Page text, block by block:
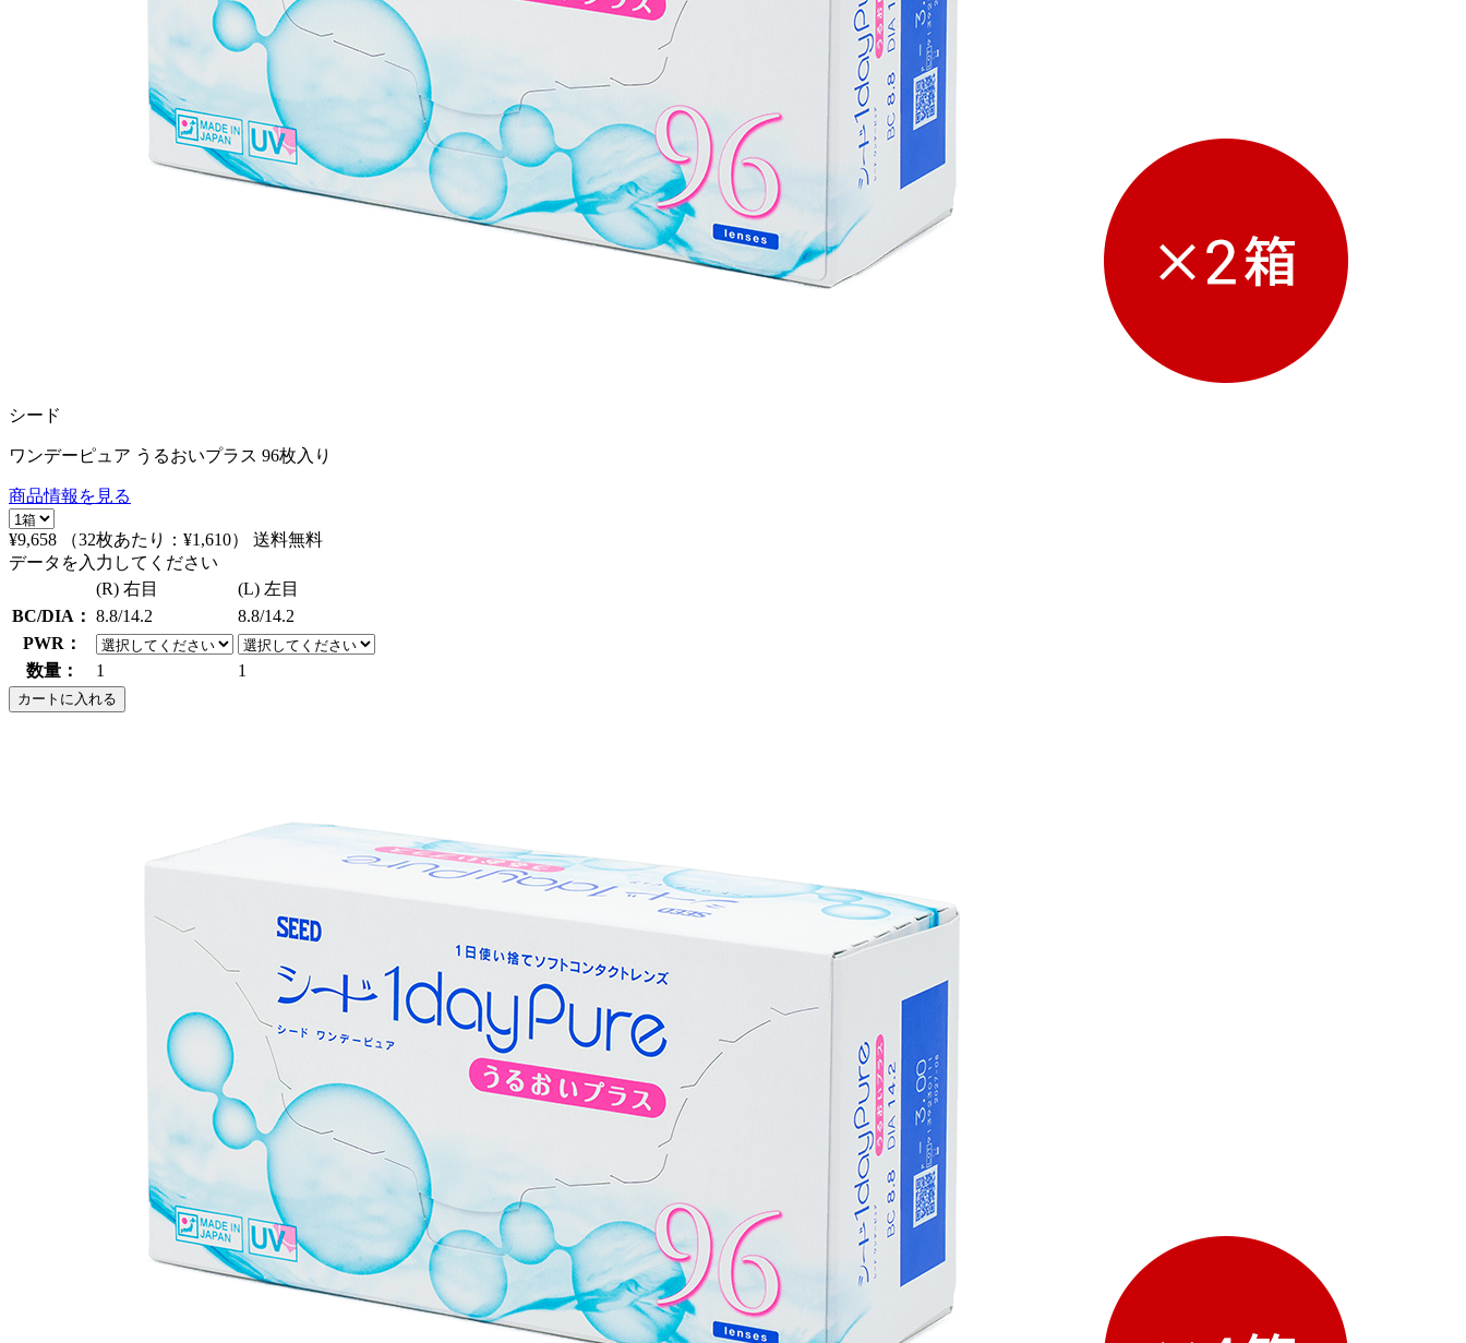
シード
ワンデーピュア うるおいプラス 96枚入り
商品情報を見る
¥9,658 （32枚あたり： ¥1,610）
送料無料
データを入力してください
(R) 右目
(L) 左目
BC/DIA： 8.8/14.2
8.8/14.2
PWR：
数量：
1 1
カートに入れる